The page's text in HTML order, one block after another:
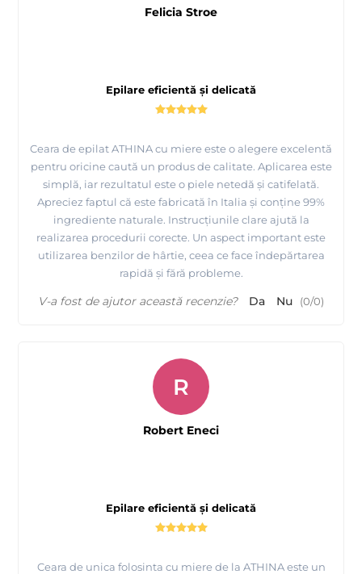
Epilare eficientă și delicată
Ceara de epilat ATHINA cu miere este o alegere excelentă
pentru oricine caută un produs de calitate. Aplicarea este
simplă, iar rezultatul este o piele netedă și catifelată.
Apreciez faptul că este fabricată în Italia și conține 99%
ingrediente naturale. Instrucțiunile clare ajută la
realizarea procedurii corecte. Un aspect important este
utilizarea benzilor de hârtie, ceea ce face îndepărtarea
rapidă și fără probleme.
Felicia Stroe
V-a fost de ajutor această recenzie? Da Nu (0/0)
Epilare eficientă și delicată
Ceara de unica folosinta cu miere de la ATHINA este un
R
Robert Eneci